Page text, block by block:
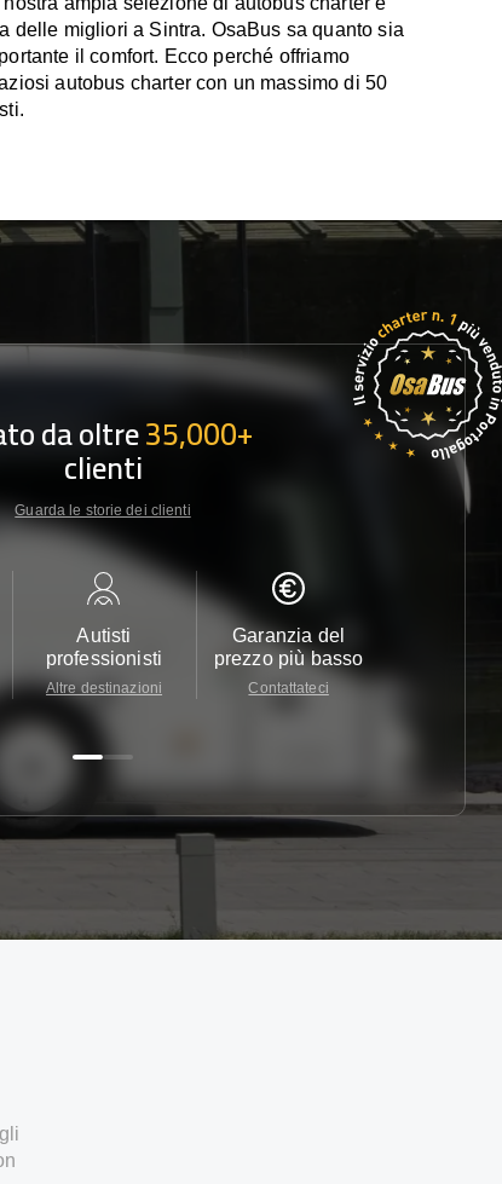
delle migliori a Sintra. OsaBus sa quanto sia
il comfort. Ecco perché offriamo
autobus charter con un massimo di 50
da oltre35,000+
clienti
Guarda le storie dei clienti
Autisti
professionisti
Altre destinazioni
Garanzia del
prezzo più basso
Contattateci